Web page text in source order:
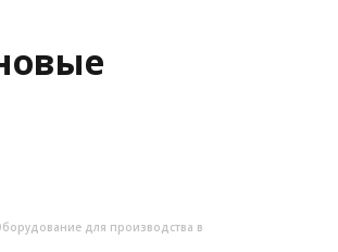
для производства в